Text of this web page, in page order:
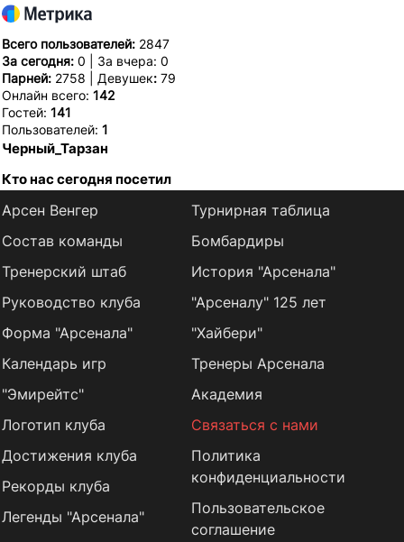
Всего пользователей: 2847
За сегодня: 0 | За вчера: 0
Парней: 2758 | Девушек: 79
Онлайн всего: 142
Гостей: 141
Пользователей: 1
Черный_Тарзан
Кто нас сегодня посетил
Арсен Венгер
Состав команды
Тренерский штаб
Руководство клуба
Форма "Арсенала"
Календарь игр
Турнирная таблица
Бомбардиры
История "Арсенала"
"Арсеналу" 125 лет
"Хайбери"
Тренеры Арсенала
"Эмирейтс"
Логотип клуба
Достижения клуба
Рекорды клуба
Легенды "Арсенала"
Академия
Связаться с нами
Политика
конфиденциальности
Пользовательское
соглашение